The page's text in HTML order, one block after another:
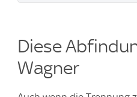
Diese
Wagner